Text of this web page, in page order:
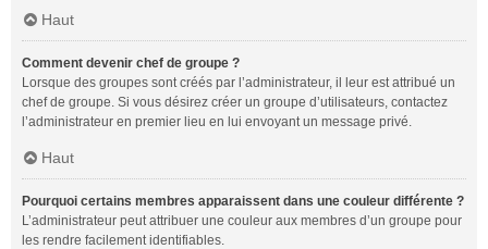
Haut
Comment devenir chef de groupe ?
Lorsque des groupes sont créés par l’administrateur, il leur est attribué un
chef de groupe. Si vous désirez créer un groupe d’utilisateurs, contactez
l’administrateur en premier lieu en lui envoyant un message privé.
Haut
Pourquoi certains membres apparaissent dans une couleur différente ?
L’administrateur peut attribuer une couleur aux membres d’un groupe pour
les rendre facilement identifiables.